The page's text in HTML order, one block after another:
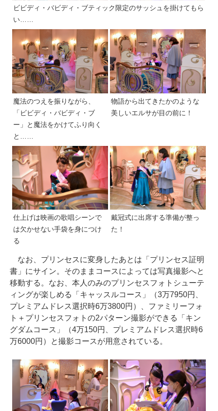
ビビディ・バビディ・ブティック限定のサッシュを掛けてもら
い……
魔法のつえを振りながら、
「ビビディ・バビディ・ブ
ー」と魔法をかけてふり向く
と……
物語から出てきたかのような
美しいエルサが目の前に！
仕上げは映画の歌唱シーンで
は欠かせない手袋を身につけ
る
戴冠式に出席する準備が整っ
た！
なお、プリンセスに変身したあとは「プリンセス証明
書」にサイン。そのままコースによっては写真撮影へと
移動する。なお、本人のみのプリンセスフォトシューテ
ィングが楽しめる「キャッスルコース」（3万7950円、
プレミアムドレス選択時6万3800円）、ファミリーフォ
ト＋プリンセスフォトの2パターン撮影ができる「キン
グダムコース」（4万150円、プレミアムドレス選択時6
万6000円）と撮影コースが用意されている。